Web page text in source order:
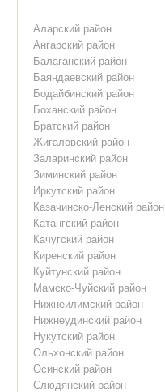
Аларский район
Ангарский район
Балаганский район
Баяндаевский район
Бодайбинский район
Боханский район
Братский район
Жигаловский район
Заларинский район
Зиминский район
Иркутский район
Казачинско-Ленский район
Катангский район
Качугский район
Киренский район
Куйтунский район
Мамско-Чуйский район
Нижнеилимский район
Нижнеудинский район
Нукутский район
Ольхонский район
Осинский район
Слюдянский район